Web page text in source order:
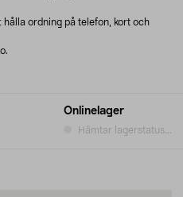
Onlinelager
Hämtar lagerstatus...
ordning på telefon, kort och